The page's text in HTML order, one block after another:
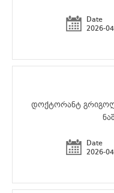
Date
2026-
დოქტორანტ
Date
2026-